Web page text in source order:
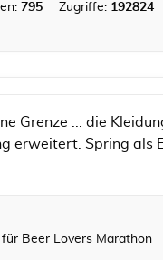
795 Zugriffe: 192824
Grenze ... die
erweitert. Spring als
für Beer Lovers Marathon